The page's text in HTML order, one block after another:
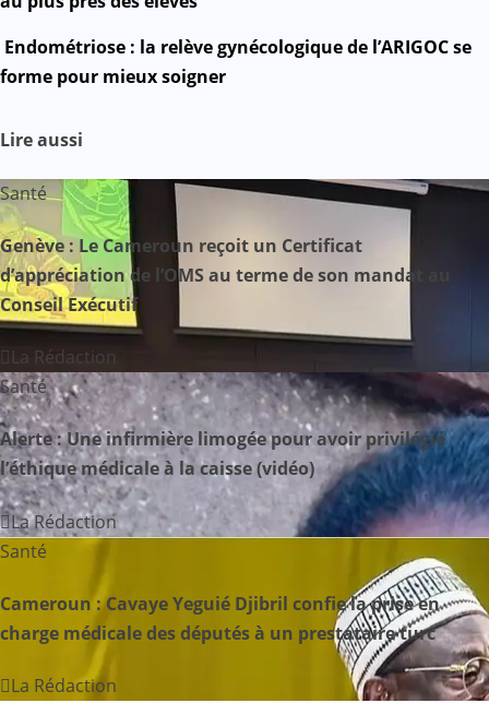
v
a
t
i
o
n
d
e
l
a
Endométriose : la relève gynécologique de l’ARIGOC se
forme pour mieux soigner
Lire aussi
Santé
Genève : Le Cameroun reçoit un Certificat
d’appréciation de l’OMS au terme de son mandat au
Conseil Exécutif
La Rédaction
Santé
Alerte : Une infirmière limogée pour avoir privilégié
l’éthique médicale à la caisse (vidéo)
La Rédaction
Santé
Cameroun : Cavaye Yeguié Djibril confie la prise en
charge médicale des députés à un prestataire turc
La Rédaction